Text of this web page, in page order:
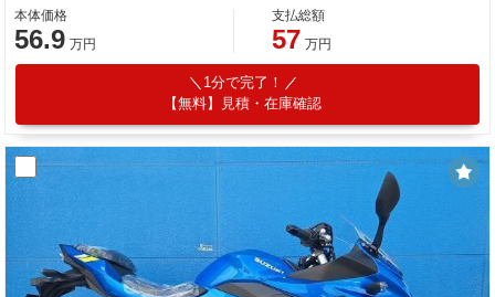
本体価格
56.9 万円
支払総額
57 万円
1分で完了！
【無料】見積・在庫確認